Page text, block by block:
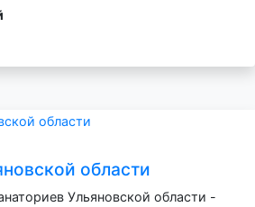
области
Ульяновской области -